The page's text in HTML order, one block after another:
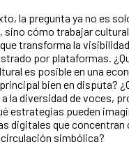
la pregunta ya no es
sino cómo trabajar
transforma la
por plataformas.
es posible en una
bien en disputa?
la diversidad de voces,
estrategias pueden
digitales que concentran
simbólica?